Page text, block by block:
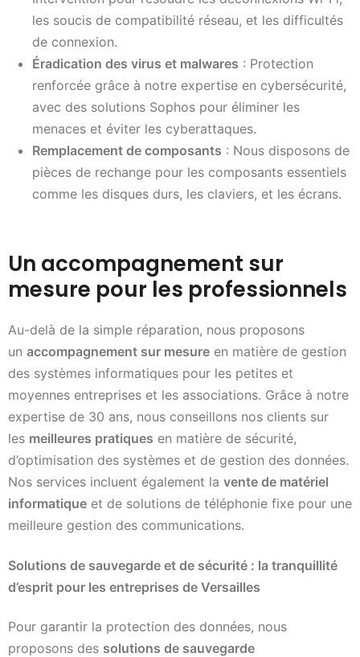
les soucis de compatibilité réseau, et les difficultés
de connexion.
Éradication des virus et malwares : Protection
renforcée grâce à notre expertise en cybersécurité,
avec des solutions Sophos pour éliminer les
menaces et éviter les cyberattaques.
Remplacement de composants : Nous disposons de
pièces de rechange pour les composants essentiels
comme les disques durs, les claviers, et les écrans.
Un accompagnement sur
mesure pour les professionnels
Au-delà de la simple réparation, nous proposons
un accompagnement sur mesure en matière de gestion
des systèmes informatiques pour les petites et
moyennes entreprises et les associations. Grâce à notre
expertise de 30 ans, nous conseillons nos clients sur
les meilleures pratiques en matière de sécurité,
d’optimisation des systèmes et de gestion des données.
Nos services incluent également la vente de matériel
informatique et de solutions de téléphonie fixe pour une
meilleure gestion des communications.
Solutions de sauvegarde et de sécurité : la tranquillité
d’esprit pour les entreprises de Versailles
Pour garantir la protection des données, nous
proposons des solutions de sauvegarde